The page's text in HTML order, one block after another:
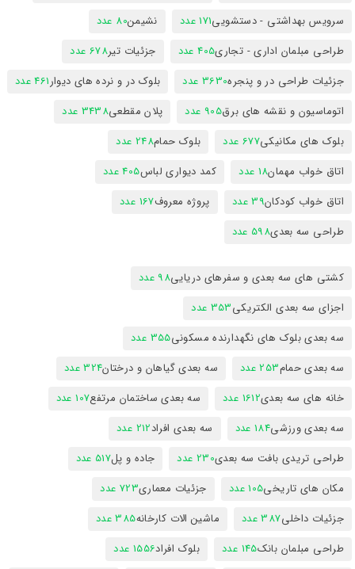
سرویس بهداشتی - دستشویی171 عدد نشیمن80 عدد
طراحی مبلمان اداری - تجاری405 عدد جزئیات تیر678 عدد
جزئیات طراحی در و پنجره3630 عدد بلوک در و نرده های دیوار461 عدد
اتوماسیون و نقشه های برق905 عدد پلان مقطعی3438 عدد
بلوک های مکانیکی677 عدد بلوک حمام248 عدد
اتاق خواب مهمان18 عدد کمد دیواری لباس405 عدد
اتاق خواب کودکان39 عدد پروژه معروف167 عدد
طراحی سه بعدی598 عدد
کشتی های سه بعدی و سفرهای دریایی98 عدد
اجزای سه بعدی الکتریکی353 عدد
سه بعدی بلوک های نگهدارنده مسکونی355 عدد
سه بعدی حمام253 عدد سه بعدی گیاهان و درختان324 عدد
خانه های سه بعدی1612 عدد سه بعدی ساختمان مرتفع107 عدد
سه بعدی ورزشی184 عدد سه بعدی افراد212 عدد
طراحی تریدی بافت سه بعدی230 عدد جاده و پل517 عدد
مکان های تاریخی105 عدد جزئیات معماری723 عدد
جزئیات داخلی387 عدد ماشین الات کارخانه385 عدد
طراحی مبلمان بانک145 عدد بلوک افراد1556 عدد